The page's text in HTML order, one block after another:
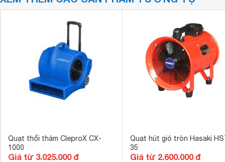
Quạt thổi thảm CleproX CX-
1000
Giá từ 3.025.000 đ
Quạt hút gió tròn Hasaki
35
Giá từ 2.600.000 đ